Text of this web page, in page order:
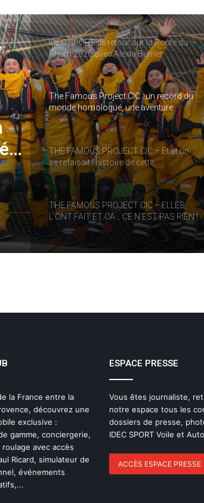
IDEC SPORT de retour sur la Route du
Rhum 2026 avec Alexia Barrier
The Famous Project CIC : un record du
monde homologué, une aventure
collective soutenue par IDEC SPORT
THE FAMOUS PROJECT CIC – Et si on
se refaisait l’histoire de cette
performance historique !
THE FAMOUS PROJECT CIC – ELLES
L’ONT FAIT ET CA… CE N’EST PAS RIEN !
THE FAMOUS PROJECT CIC – CARNET
IDEC SPORT de retour sur la Route du
Rhum 2026 avec Alexia Barrier
The Famous Project CIC : un record du
monde homologué, une aventure
collective soutenue par IDEC SPORT
THE FAMOUS PROJECT CIC – Et si on
la France entre la
découvrez une
exclusive :
gamme, conciergerie,
avec accès
Ricard, simulateur de
événements
ESPACE PRESSE
Vous êtes journaliste,
notre espace tous les
dossiers de presse,
IDEC SPORT Voile et
ACCÈS ESPACE PRESSE